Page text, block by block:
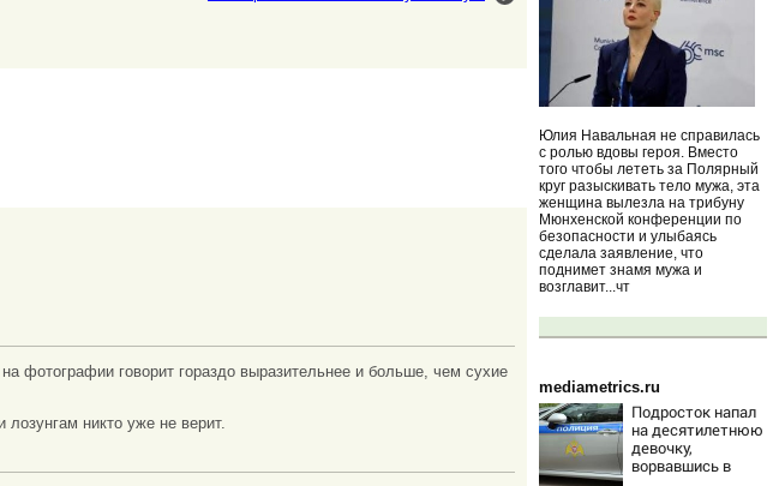
фотографии говорит гораздо выразительнее и больше, чем сухие
никто уже не верит.
Юлия Навальная не справилась
с ролью вдовы героя. Вместо
того чтобы лететь за Полярный
круг разыскивать тело мужа, эта
женщина вылезла на трибуну
Мюнхенской конференции по
безопасности и улыбаясь
сделала заявление, что
поднимет знамя мужа и
возглавит...чт
mediametrics.ru
Подросток напал
на десятилетнюю
девочку,
ворвавшись в